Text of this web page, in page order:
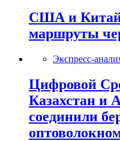
США и Китай
маршруты
Экспресс-
Цифровой
Казахстан и
соединили